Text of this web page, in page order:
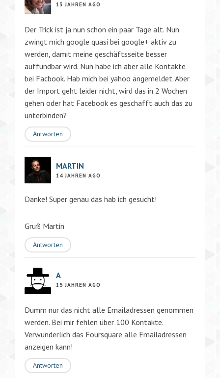
13 JAHREN AGO
Der Trick ist ja nun schon ein paar Tage alt. Nun
zwingt mich google quasi bei google+ aktiv zu
werden, damit meine geschäftsseite besser
auffundbar wird. Nun habe ich aber alle Kontakte
bei Facbook. Hab mich bei yahoo angemeldet. Aber
der Import geht leider nicht, wird das in 2 Wochen
gehen oder hat Facebook es geschafft auch das zu
unterbinden?
Antworten
MARTIN
14 JAHREN AGO
Danke! Super genau das hab ich gesucht!
Gruß Martin
Antworten
A
15 JAHREN AGO
Dumm nur das nicht alle Emailadressen genommen
werden. Bei mir fehlen über 100 Kontakte.
Verwunderlich das Foursquare alle Emailadressen
anzeigen kann!
Antworten